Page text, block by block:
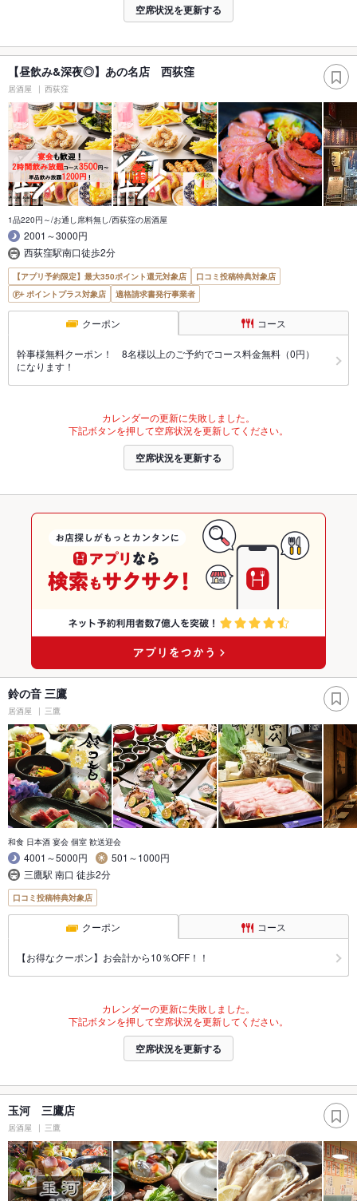
空席状況を更新する
【昼飲み&深夜◎】あの名店 西荻窪
居酒屋 西荻窪
1品220円～/お通し席料無し/西荻窪の居酒屋
2001～3000円
西荻窪駅南口徒歩2分
【アプリ予約限定】最大350ポイント還元対象店
口コミ投稿特典対象店
ポイントプラス対象店
適格請求書発行事業者
クーポン コース
幹事様無料クーポン！ 8名様以上のご予約でコース料金無料（0円）
になります！
カレンダーの更新に失敗しました。
下記ボタンを押して空席状況を更新してください。
空席状況を更新する
鈴の音 三鷹
居酒屋 三鷹
和食 日本酒 宴会 個室 歓送迎会
4001～5000円
501～1000円
三鷹駅 南口 徒歩2分
口コミ投稿特典対象店
クーポン コース
【お得なクーポン】お会計から10％OFF！！
カレンダーの更新に失敗しました。
下記ボタンを押して空席状況を更新してください。
空席状況を更新する
玉河 三鷹店
居酒屋 三鷹